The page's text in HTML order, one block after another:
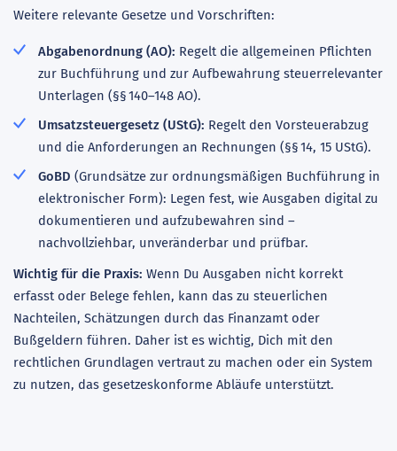
Weitere relevante Gesetze und Vorschriften:
Abgabenordnung (AO): Regelt die allgemeinen Pflichten
zur Buchführung und zur Aufbewahrung steuerrelevanter
Unterlagen (§§ 140–148 AO).
Umsatzsteuergesetz (UStG): Regelt den Vorsteuerabzug
und die Anforderungen an Rechnungen (§§ 14, 15 UStG).
GoBD (Grundsätze zur ordnungsmäßigen Buchführung in
elektronischer Form): Legen fest, wie Ausgaben digital zu
dokumentieren und aufzubewahren sind –
nachvollziehbar, unveränderbar und prüfbar.
Wichtig für die Praxis: Wenn Du Ausgaben nicht korrekt
erfasst oder Belege fehlen, kann das zu steuerlichen
Nachteilen, Schätzungen durch das Finanzamt oder
Bußgeldern führen. Daher ist es wichtig, Dich mit den
rechtlichen Grundlagen vertraut zu machen oder ein System
zu nutzen, das gesetzeskonforme Abläufe unterstützt.